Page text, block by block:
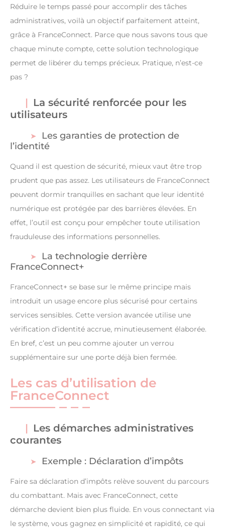
Réduire le temps passé pour accomplir des tâches
administratives, voilà un objectif parfaitement atteint,
grâce à FranceConnect. Parce que nous savons tous que
chaque minute compte, cette solution technologique
permet de libérer du temps précieux. Pratique, n’est-ce
pas ?
La sécurité renforcée pour les
utilisateurs
Les garanties de protection de
l’identité
Quand il est question de sécurité, mieux vaut être trop
prudent que pas assez. Les utilisateurs de FranceConnect
peuvent dormir tranquilles en sachant que leur identité
numérique est protégée par des barrières élevées. En
effet, l’outil est conçu pour empêcher toute utilisation
frauduleuse des informations personnelles.
La technologie derrière
FranceConnect+
FranceConnect+ se base sur le même principe mais
introduit un usage encore plus sécurisé pour certains
services sensibles. Cette version avancée utilise une
vérification d’identité accrue, minutieusement élaborée.
En bref, c’est un peu comme ajouter un verrou
supplémentaire sur une porte déjà bien fermée.
Les cas d’utilisation de
FranceConnect
Les démarches administratives
courantes
Exemple : Déclaration d’impôts
Faire sa déclaration d’impôts relève souvent du parcours
du combattant. Mais avec FranceConnect, cette
démarche devient bien plus fluide. En vous connectant via
le système, vous gagnez en simplicité et rapidité, ce qui